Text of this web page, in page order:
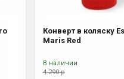
Конверт в коляску
Maris Red
4 290 р
В наличии